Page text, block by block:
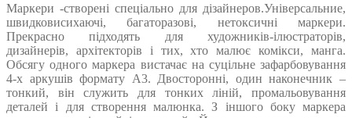
Маркери -створені спеціально для дізайнеров.Універсальние,
швидковисихаючі, багаторазові, нетоксичні маркери.
Прекрасно підходять для художників-ілюстраторів,
дизайнерів, архітекторів і тих, хто малює комікси, манга.
Обсягу одного маркера вистачає на суцільне зафарбовування
4-х аркушів формату А3. Двосторонні, один наконечник –
тонкий, він служить для тонких ліній, промальовування
деталей і для створення малюнка. З іншого боку маркера